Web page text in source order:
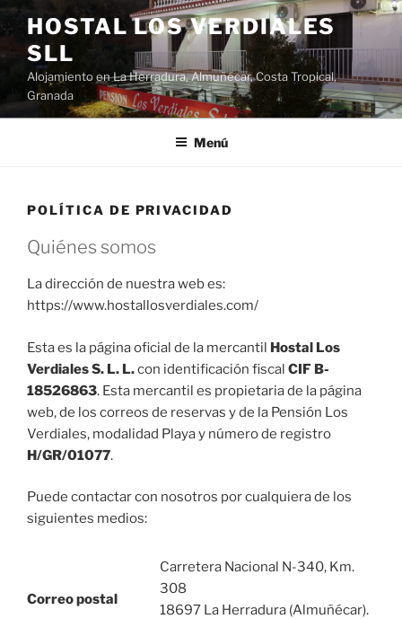
Saltar
al
contenido
HOSTAL LOS VERDIALES
SLL
Alojamiento en La Herradura, Almuñécar, Costa Tropical,
Granada
Menú
POLÍTICA DE PRIVACIDAD
Quiénes somos
La dirección de nuestra web es:
https://www.hostallosverdiales.com/
Esta es la página oficial de la mercantil Hostal Los
Verdiales S. L. L.con identificación fiscal CIF B-
18526863. Esta mercantil es propietaria de la página
web, de los correos de reservas y de la Pensión Los
Verdiales, modalidad Playa y número de registro
H/GR/01077.
Puede contactar con nosotros por cualquiera de los
siguientes medios:
Correo postal
Carretera Nacional N-340, Km.
308
18697 La Herradura (Almuñécar).